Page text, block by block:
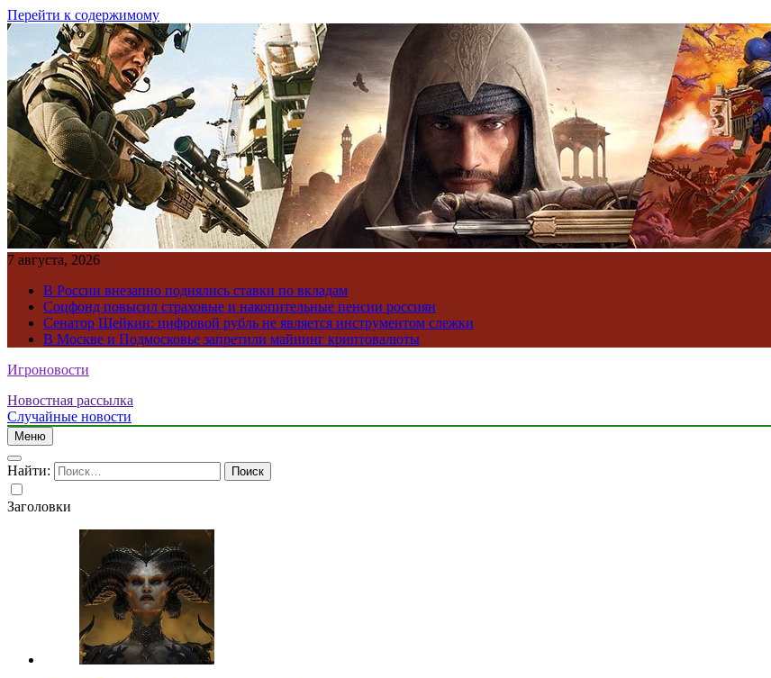
Перейти к содержимому
7 августа, 2026
В России внезапно поднялись ставки по вкладам
Соцфонд повысил страховые и накопительные пенсии россиян
Сенатор Шейкин: цифровой рубль не является инструментом слежки
В Москве и Подмосковье запретили майнинг криптовалюты
Игроновости
Новостная рассылка
Случайные новости
Меню
Найти:
Заголовки